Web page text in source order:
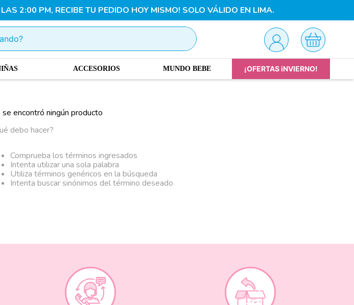
2:00 PM, RECIBE TU PEDIDO HOY MISMO! SOLO VÁLIDO EN LIMA.
ACCESORIOS MUNDO BEBE ¡OFERTAS iNVIERNO!
se encontró ningún producto
debo hacer?
Comprueba los términos ingresados
Intenta utilizar una sola palabra
Utiliza términos genéricos en la búsqueda
Intenta buscar sinónimos del término deseado